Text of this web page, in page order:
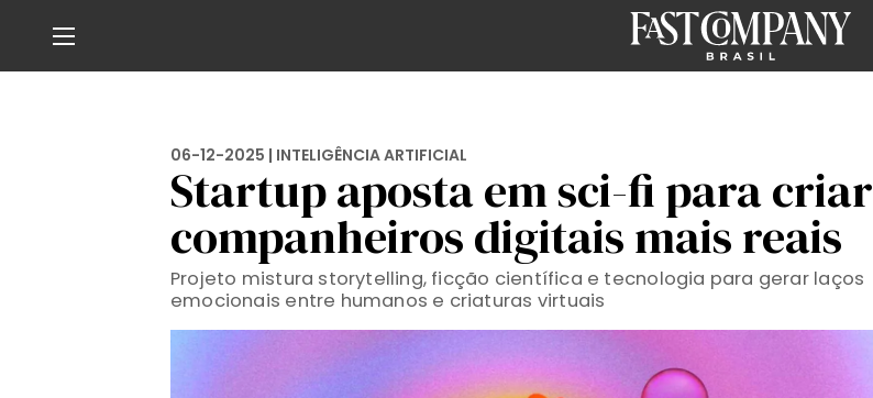
06-12-2025 | INTELIGÊNCIA ARTIFICIAL
Startup aposta em sci-fi para criar
companheiros digitais mais reais
Projeto mistura storytelling, ficção científica e tecnologia para gerar laços
emocionais entre humanos e criaturas virtuais